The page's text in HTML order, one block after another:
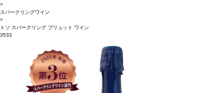
>
スパークリングワイン
>
トソ スパークリング ブリュット ワイン
3533